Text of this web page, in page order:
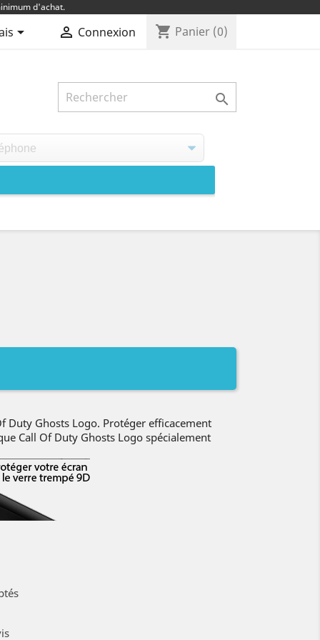
d'achat.
  Connexion shopping_cart Panier (0)

Duty Ghosts Logo. Protéger efficacement
Call Of Duty Ghosts Logo spécialement